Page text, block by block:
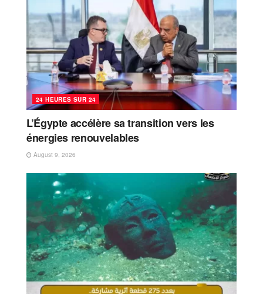
24 HEURES SUR 24
L’Égypte accélère sa transition vers les
énergies renouvelables
August 9, 2026